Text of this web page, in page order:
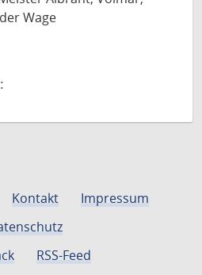
Wage
Kontakt
Impressum
RSS-Feed